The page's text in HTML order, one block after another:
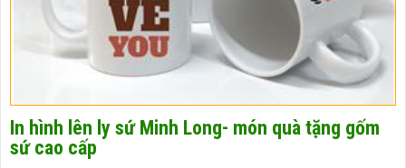
In hình lên ly sứ Minh Long- món quà tặng gốm
sứ cao cấp